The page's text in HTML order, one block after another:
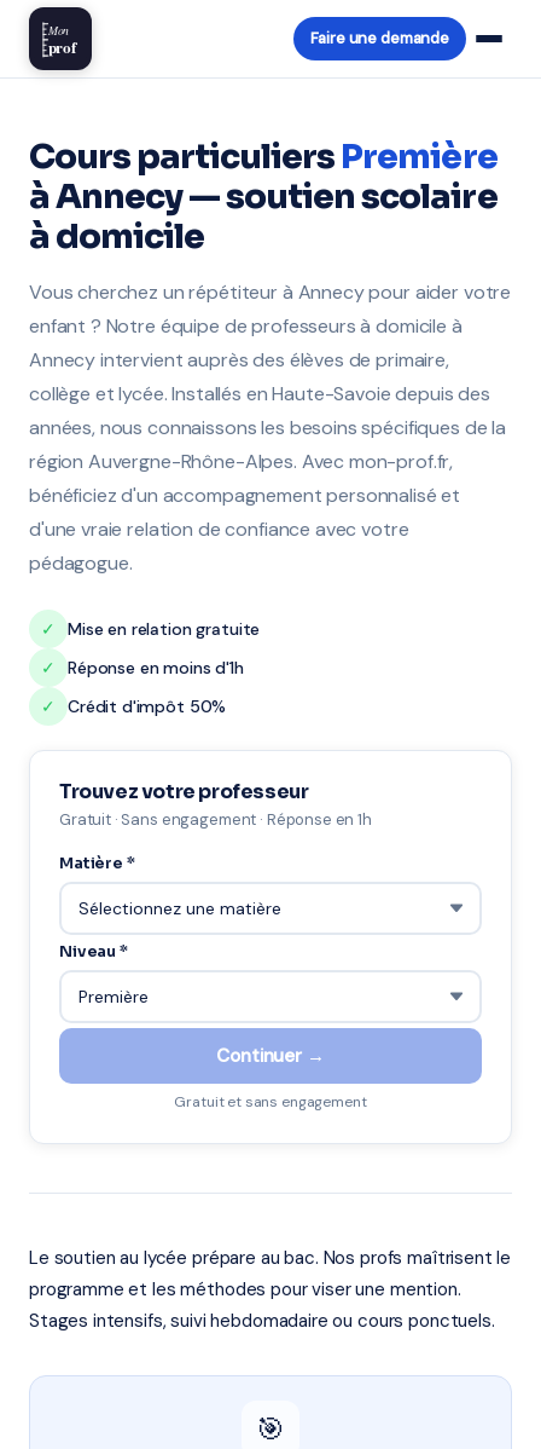
Mon
prof Faire une demande
Cours particuliers Première
à Annecy — soutien scolaire
à domicile
Vous cherchez un répétiteur à Annecy pour aider votre
enfant ? Notre équipe de professeurs à domicile à
Annecy intervient auprès des élèves de primaire,
collège et lycée. Installés en Haute-Savoie depuis des
années, nous connaissons les besoins spécifiques de la
région Auvergne-Rhône-Alpes. Avec mon-prof.fr,
bénéficiez d'un accompagnement personnalisé et
d'une vraie relation de confiance avec votre
pédagogue.
✓
Mise en relation gratuite
✓
Réponse en moins d'1h
✓
Crédit d'impôt 50%
Trouvez votre professeur
Gratuit · Sans engagement · Réponse en 1h
Matière *
Niveau *
Continuer →
Gratuit et sans engagement
Le soutien au lycée prépare au bac. Nos profs maîtrisent le
programme et les méthodes pour viser une mention.
Stages intensifs, suivi hebdomadaire ou cours ponctuels.
🎯